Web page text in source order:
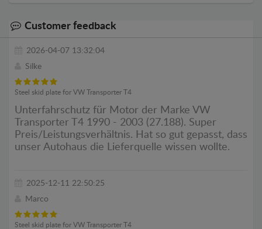
Customer feedback
2026-04-07 13:32:04
Silke
Steel skid plate for VW Transporter T4
Unterfahrschutz für Motor der Marke VW
Transporter T4 1990 - 2003 (27.188). Super
Preis/Leistungsverhältnis. Hat so gut gepasst, dass
unser Autohaus die Lieferquelle wissen wollte.
2025-12-11 22:50:25
Marco
Steel skid plate for VW Transporter T4